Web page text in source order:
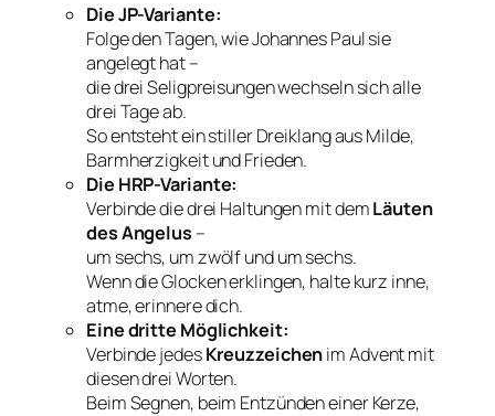
Die JP-Variante:
Folge den Tagen, wie Johannes Paul sie
angelegt hat –
die drei Seligpreisungen wechseln sich alle
drei Tage ab.
So entsteht ein stiller Dreiklang aus Milde,
Barmherzigkeit und Frieden.
Die HRP-Variante:
Verbinde die drei Haltungen mit demLäuten
des Angelus –
um sechs, um zwölf und um sechs.
Wenn die Glocken erklingen, halte kurz inne,
atme, erinnere dich.
Eine dritte Möglichkeit:
Verbinde jedesKreuzzeichenim Advent mit
diesen drei Worten.
Beim Segnen, beim Entzünden einer Kerze,